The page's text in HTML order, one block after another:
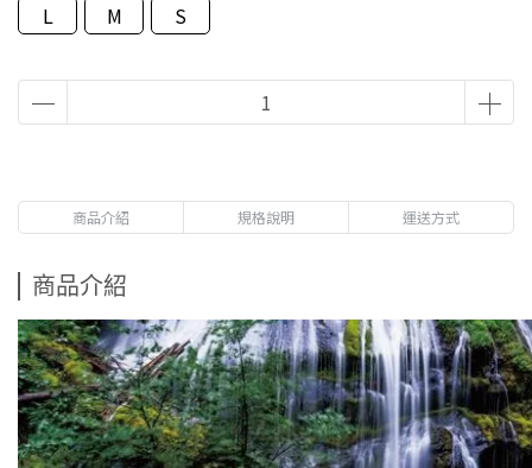
L
M S
商品介紹 規格說明 運送方式
商品介紹